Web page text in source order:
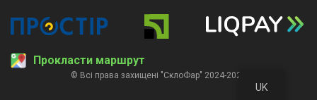
UK
Прокласти маршрут
© Всі права захищені "СклоФар" 2024-2026